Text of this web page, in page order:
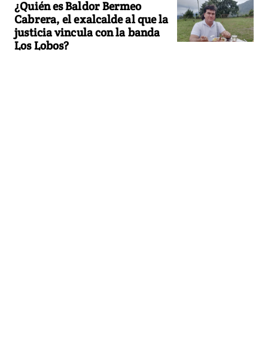
¿Quién es Baldor Bermeo
Cabrera, el exalcalde al que la
justicia vincula con la banda
Los Lobos?